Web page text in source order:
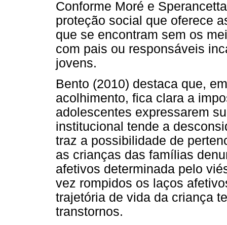
Conforme Moré e
proteção social que oferece
que se encontram sem os
com pais ou responsáveis
jovens.
Bento (2010) destaca que,
acolhimento, fica clara a
adolescentes expressarem
institucional tende a
traz a possibilidade de
as crianças das famílias
afetivos determinada pelo
vez rompidos os laços
trajetória de vida da criança
transtornos.